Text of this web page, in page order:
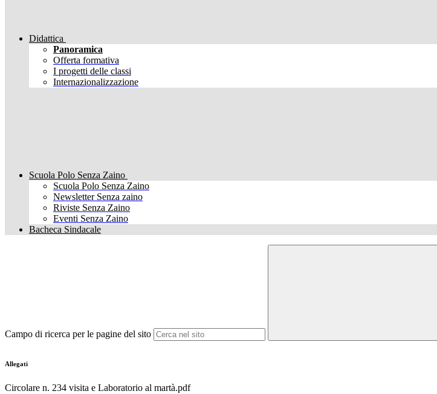
Didattica
Panoramica
Offerta formativa
I progetti delle classi
Internazionalizzazione
Scuola Polo Senza Zaino
Scuola Polo Senza Zaino
Newsletter Senza zaino
Riviste Senza Zaino
Eventi Senza Zaino
Bacheca Sindacale
Campo di ricerca per le pagine del sito
Allegati
Circolare n. 234 visita e Laboratorio al martà.pdf